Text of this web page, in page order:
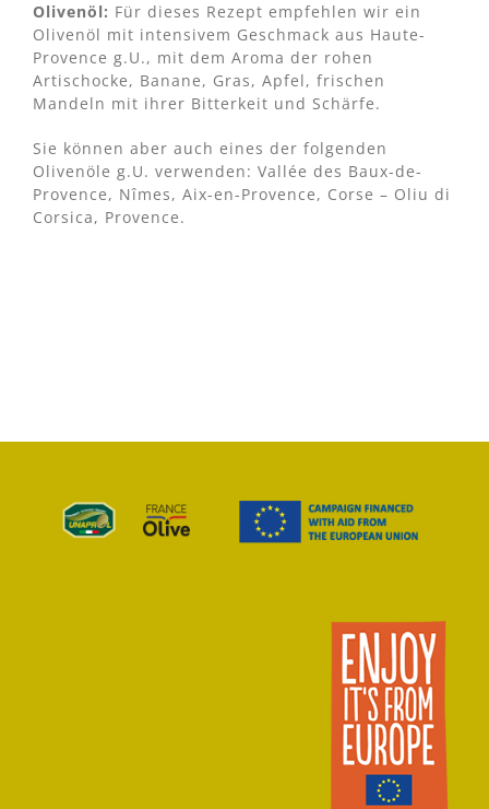
Olivenöl: Für dieses Rezept empfehlen wir ein
Olivenöl mit intensivem Geschmack aus Haute-
Provence g.U., mit dem Aroma der rohen
Artischocke, Banane, Gras, Apfel, frischen
Mandeln mit ihrer Bitterkeit und Schärfe.
Sie können aber auch eines der folgenden
Olivenöle g.U. verwenden: Vallée des Baux-de-
Provence, Nîmes, Aix-en-Provence, Corse – Oliu di
Corsica, Provence.